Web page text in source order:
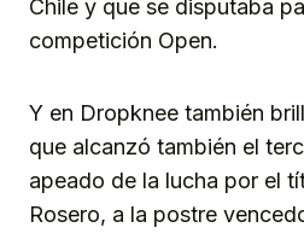
Chile y que se disputaba
competición Open.
Y en Dropknee también
que alcanzó también el
apeado de la lucha por el
Rosero, a la postre